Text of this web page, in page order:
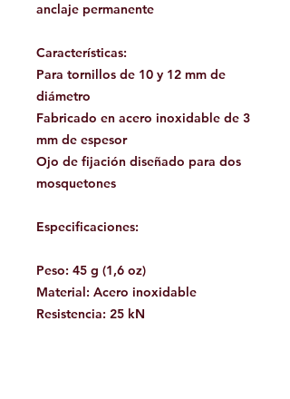
anclaje permanente
Características:
Para tornillos de 10 y 12 mm de
diámetro
Fabricado en acero inoxidable de 3
mm de espesor
Ojo de fijación diseñado para dos
mosquetones
Especificaciones:
Peso: 45 g (1,6 oz)
Material: Acero inoxidable
Resistencia: 25 kN